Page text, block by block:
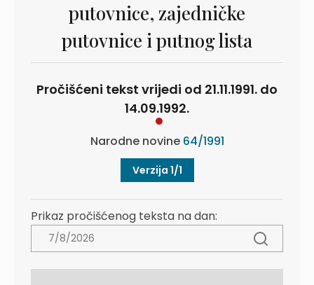
putovnice, zajedničke
putovnice i putnog lista
Pročišćeni tekst vrijedi od 21.11.1991. do
14.09.1992.
Narodne novine 64/1991
Verzija 1/1
Prikaz pročišćenog teksta na dan: